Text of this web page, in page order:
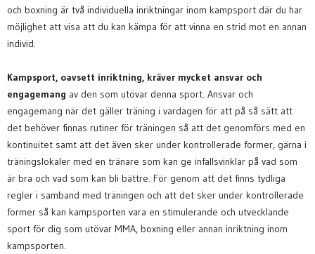
och boxning är två individuella inriktningar inom kampsport där du har
möjlighet att visa att du kan kämpa för att vinna en strid mot en annan
individ.
Kampsport, oavsett inriktning, kräver mycket ansvar och
engagemang av den som utövar denna sport. Ansvar och
engagemang när det gäller träning i vardagen för att på så sätt att
det behöver finnas rutiner för träningen så att det genomförs med en
kontinuitet samt att det även sker under kontrollerade former, gärna i
träningslokaler med en tränare som kan ge infallsvinklar på vad som
är bra och vad som kan bli bättre. För genom att det finns tydliga
regler i samband med träningen och att det sker under kontrollerade
former så kan kampsporten vara en stimulerande och utvecklande
sport för dig som utövar MMA, boxning eller annan inriktning inom
kampsporten.